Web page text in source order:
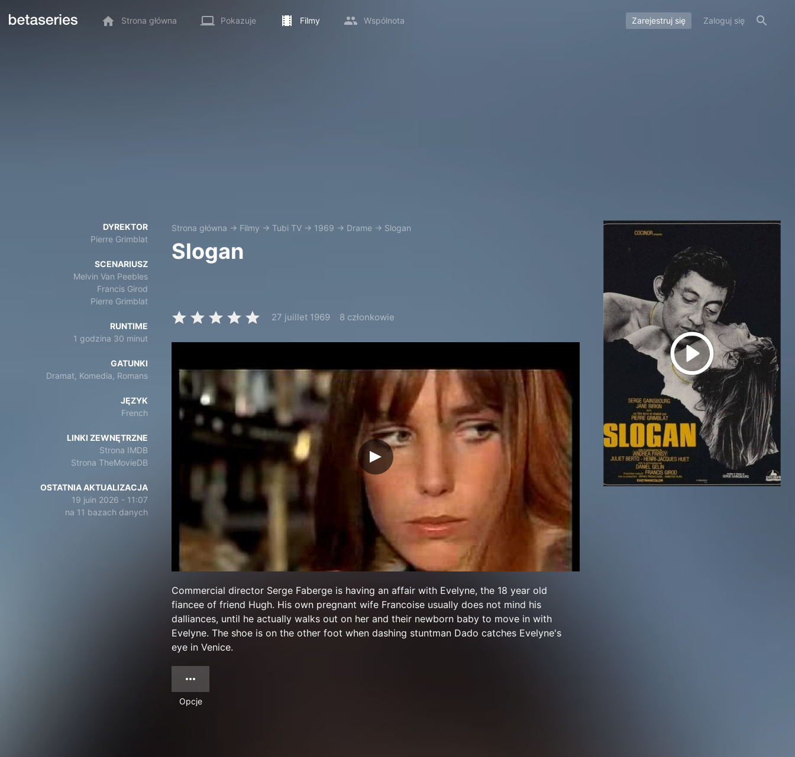
Strona główna Pokazuje Filmy Wspólnota Zarejestruj się Zaloguj się
DYREKTOR
Pierre Grimblat
SCENARIUSZ
Melvin Van Peebles
Francis Girod
Pierre Grimblat
RUNTIME
1 godzina 30 minut
GATUNKI
Dramat, Komedia, Romans
JĘZYK
French
LINKI ZEWNĘTRZNE
Strona IMDB
Strona TheMovieDB
OSTATNIA AKTUALIZACJA
19 juin 2026 - 11:07
na 11 bazach danych
Strona główna → Filmy → Tubi TV → 1969 → Drame → Slogan
Slogan
27 juillet 1969 8 członkowie
Commercial director Serge Faberge is having an affair with Evelyne, the 18 year old
fiancee of friend Hugh. His own pregnant wife Francoise usually does not mind his
dalliances, until he actually walks out on her and their newborn baby to move in with
Evelyne. The shoe is on the other foot when dashing stuntman Dado catches Evelyne's
eye in Venice.
Opcje